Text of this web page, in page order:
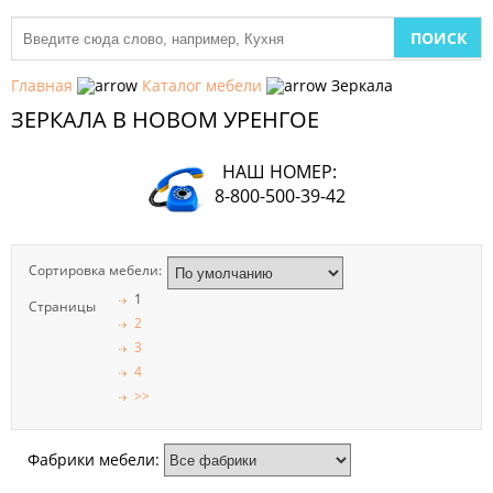
Главная Каталог мебели Зеркала
ЗЕРКАЛА В НОВОМ УРЕНГОЕ
НАШ НОМЕР:
8-800-500-39-42
Сортировка мебели:
Страницы
1
2
3
4
>>
Фабрики мебели:
МЕБЕЛЬ
КУХНИ
ШКАФЫ
ДЛЯ
ГОСТИНОЙ